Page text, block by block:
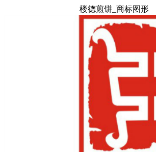
楼德煎饼_商标图形